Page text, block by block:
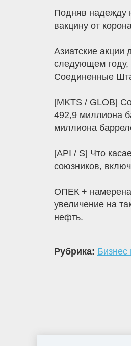
Подняв надежду
вакцину от
Азиатские акции
следующем году,
Соединенные
[MKTS / GLOB]
492,9 миллиона
миллиона
[API / S] Что
союзников,
ОПЕК + намерена
увеличение на
нефть.
Рубрика: Бизнес